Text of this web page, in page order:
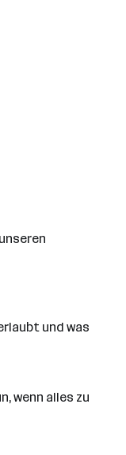
und was
wenn alles zu